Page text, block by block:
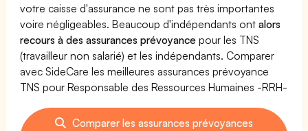
votre caisse d'assurance ne sont pas très importantes
voire négligeables. Beaucoup d'indépendants ontalors
recours à des assurances prévoyance pour les TNS
(travailleur non salarié) et les indépendants. Comparer
avec SideCare les meilleures assurances prévoyance
TNS pour Responsable des Ressources Humaines -RRH-
Comparer les assurances prévoyances